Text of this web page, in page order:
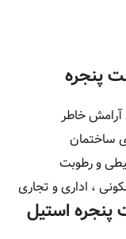
پنجره
آرامش خاطر
ساختمان
و رطوبت
، اداری و تجاری
استیل